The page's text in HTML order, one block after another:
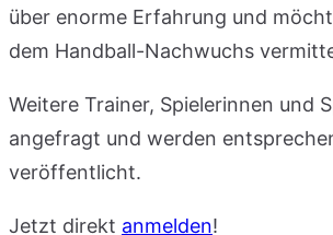
über enorme Erfahrung und
dem Handball-Nachwuchs
Weitere Trainer, Spielerinnen und
angefragt und werden
veröffentlicht.
Jetzt direkt anmelden!